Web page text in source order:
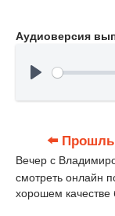
Аудиоверсия
⬅️
Вечер с
смотреть онлайн
хорошем качестве